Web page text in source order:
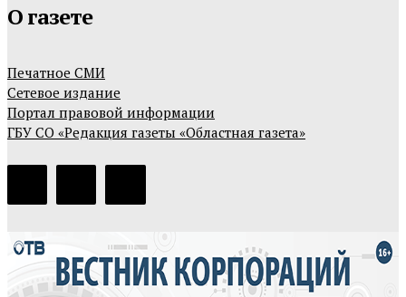
О газете
Печатное СМИ
Сетевое издание
Портал правовой информации
ГБУ СО «Редакция газеты «Областная газета»